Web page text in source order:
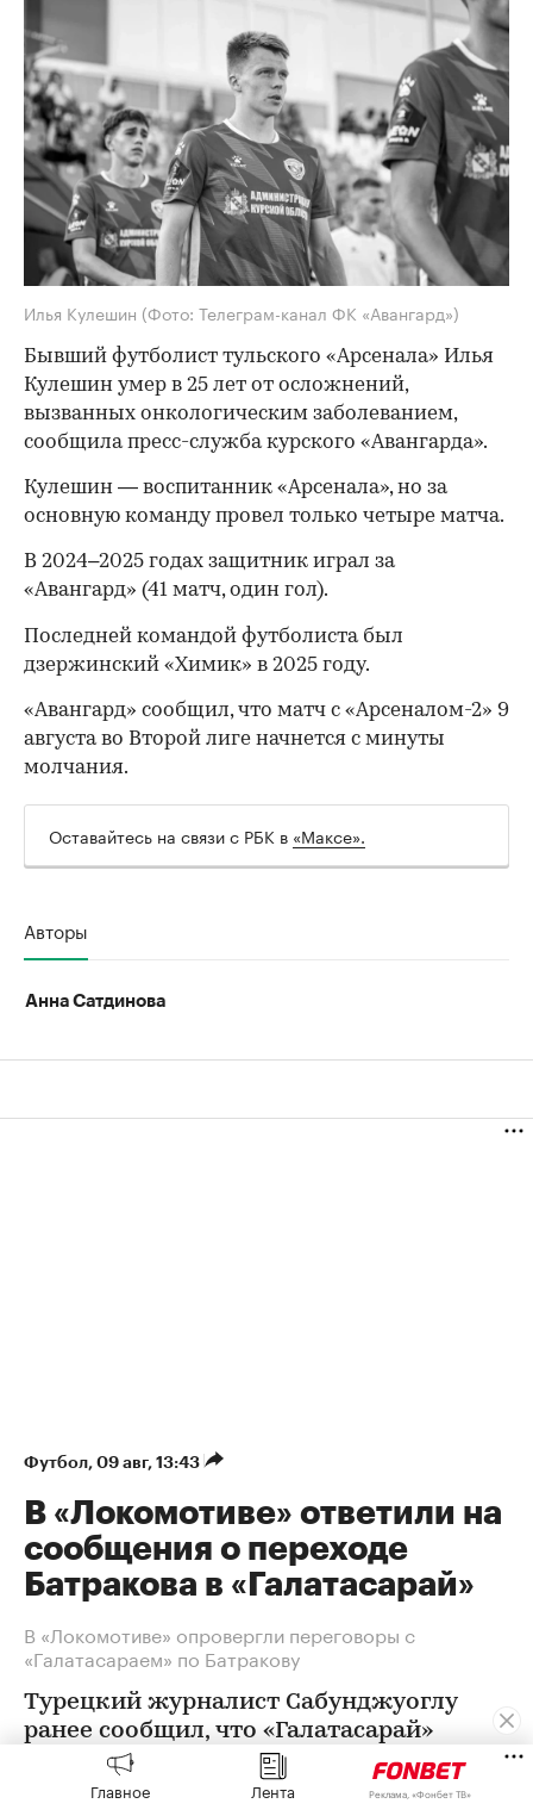
Илья Кулешин (Фото: Телеграм-канал ФК «Авангард»)
Бывший футболист тульского «Арсенала» Илья
Кулешин умер в 25 лет от осложнений,
вызванных онкологическим заболеванием,
сообщила пресс-служба курского «Авангарда».
Кулешин — воспитанник «Арсенала», но за
основную команду провел только четыре матча.
В 2024–2025 годах защитник играл за
«Авангард» (41 матч, один гол).
00:00 / 00:00
Последней командой футболиста был
дзержинский «Химик» в 2025 году.
«Авангард» сообщил, что матч с «Арсеналом-2» 9
августа во Второй лиге начнется с минуты
молчания.
Оставайтесь на связи с РБК в «Максе».
Авторы
Анна Сатдинова
Футбол⁠, 09 авг, 13:43
В «Локомотиве» ответили на
сообщения о переходе
Батракова в «Галатасарай»
В «Локомотиве» опровергли переговоры с
«Галатасараем» по Батракову
Турецкий журналист Сабунджуоглу
ранее сообщил, что «Галатасарай»
договорился с Батраковым о
контракте. В «Локомотиве» заявили,
Главное Лента Реклама, «Фонбет ТВ»